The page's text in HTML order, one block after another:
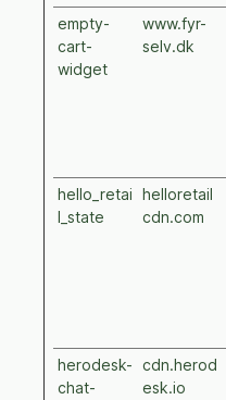
empty-
cart-
widget
www.fyr-
selv.dk
hello_retai
l_state
helloretail
cdn.com
herodesk-
chat-
cdn.herod
esk.io